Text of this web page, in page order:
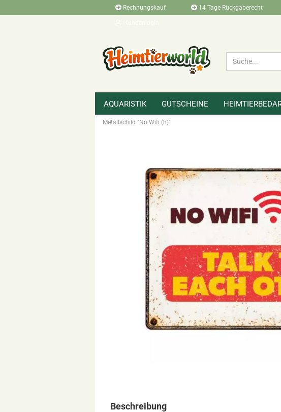
Rechnungskauf 14 Tage Rückgaberecht
AQUARISTIK GUTSCHEINE
Metallschild "No Wifi (h)"
Beschreibung